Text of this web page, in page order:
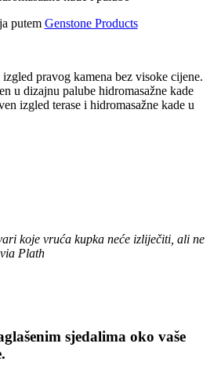
putem Genstone Products
pravog kamena bez visoke cijene.
u dizajnu palube hidromasažne kade
izgled terase i hidromasažne kade u
koje vruća kupka neće izliječiti, ali ne
Plath
sjedalima oko vaše